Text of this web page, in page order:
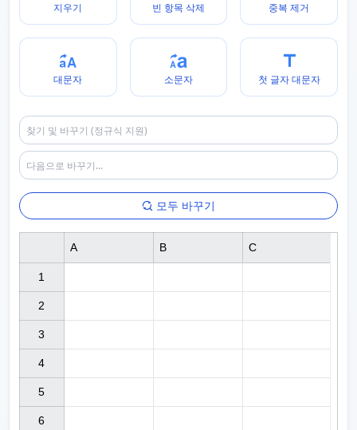
지우기 빈 항목 삭제 중복 제거
대문자 소문자 첫 글자 대문자
모두 바꾸기
1
2
3
4
5
6
A B C